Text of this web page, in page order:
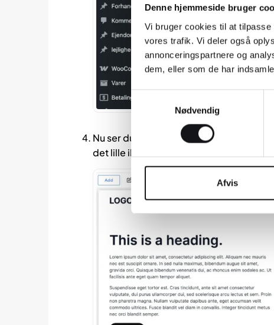
Denne hjemmeside bruger
Vi bruger cookies til at
vores trafik. Vi deler også
annonceringspartnere og
dem, eller som de har
Samtykkevalg
Nødvendig
Afvis
Nu ser du en forhåndsvisning af siden.
det lille ikon (